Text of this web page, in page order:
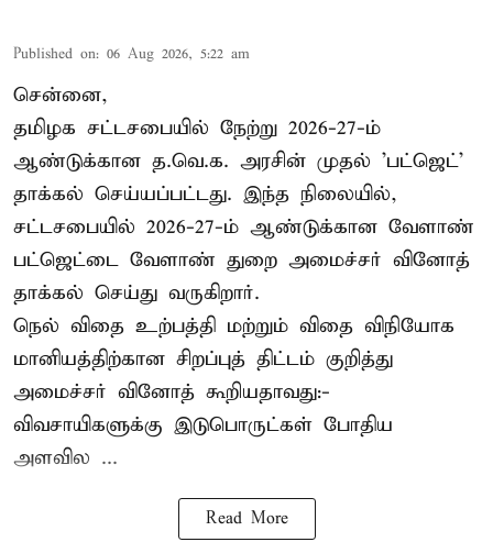
Published on: 06 Aug 2026, 5:22 am
சென்னை,
தமிழக சட்டசபையில் நேற்று 2026-27-ம்
ஆண்டுக்கான த.வெ.க. அரசின் முதல் 'பட்ஜெட்'
தாக்கல் செய்யப்பட்டது. இந்த நிலையில்,
சட்டசபையில் 2026-27-ம் ஆண்டுக்கான வேளாண்
பட்ஜெட்டை வேளாண் துறை அமைச்சர் வினோத்
தாக்கல் செய்து வருகிறார்.
நெல் விதை உற்பத்தி மற்றும் விதை விநியோக
மானியத்திற்கான சிறப்புத் திட்டம் குறித்து
அமைச்சர் வினோத் கூறியதாவது:-
விவசாயிகளுக்கு இடுபொருட்கள் போதிய
அளவில ...
Read More